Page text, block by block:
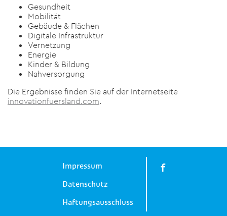
Gesundheit
Mobilität
Gebäude & Flächen
Digitale Infrastruktur
Vernetzung
Energie
Kinder & Bildung
Nahversorgung
Die Ergebnisse finden Sie auf der Internetseite
innovationfuersland.com.
Impressum
Datenschutz
Haftungsausschluss